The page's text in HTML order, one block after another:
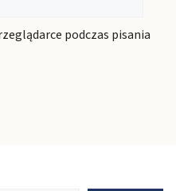
podczas pisania